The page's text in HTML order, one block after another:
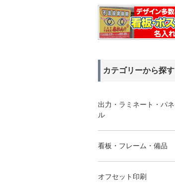
カテゴリーから探す
出力・ラミネート・パネ
ル
看板・フレーム・備品
オフセット印刷